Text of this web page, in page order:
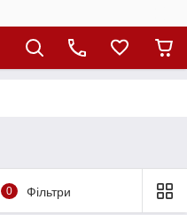
0 Фільтри